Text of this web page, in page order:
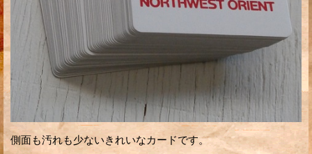
側面も汚れも少ないきれいなカードです。